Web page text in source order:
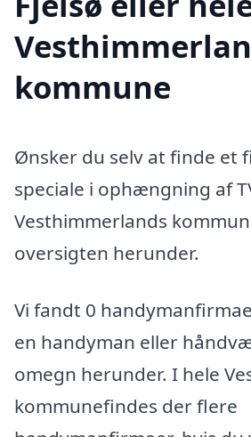
kommune
Ønsker du selv at finde et
speciale i ophængning af
Vesthimmerlands
oversigten herunder.
Vi fandt 0
en handyman eller
omegn herunder. I hele
kommunefindes der flere